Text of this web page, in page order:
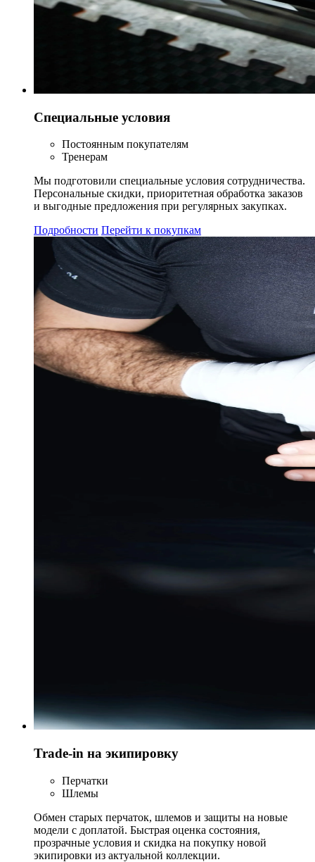
Специальные условия
Постоянным покупателям
Тренерам
Мы подготовили специальные условия сотрудничества.
Персональные скидки, приоритетная обработка заказов
и выгодные предложения при регулярных закупках.
Подробности Перейти к покупкам
Trade-in на экипировку
Перчатки
Шлемы
Обмен старых перчаток, шлемов и защиты на новые
модели с доплатой. Быстрая оценка состояния,
прозрачные условия и скидка на покупку новой
экипировки из актуальной коллекции.